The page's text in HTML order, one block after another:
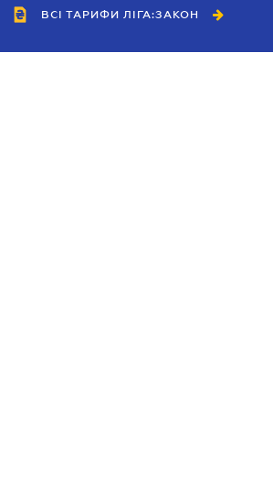
ВСІ ТАРИФИ ЛІГА:ЗАКОН